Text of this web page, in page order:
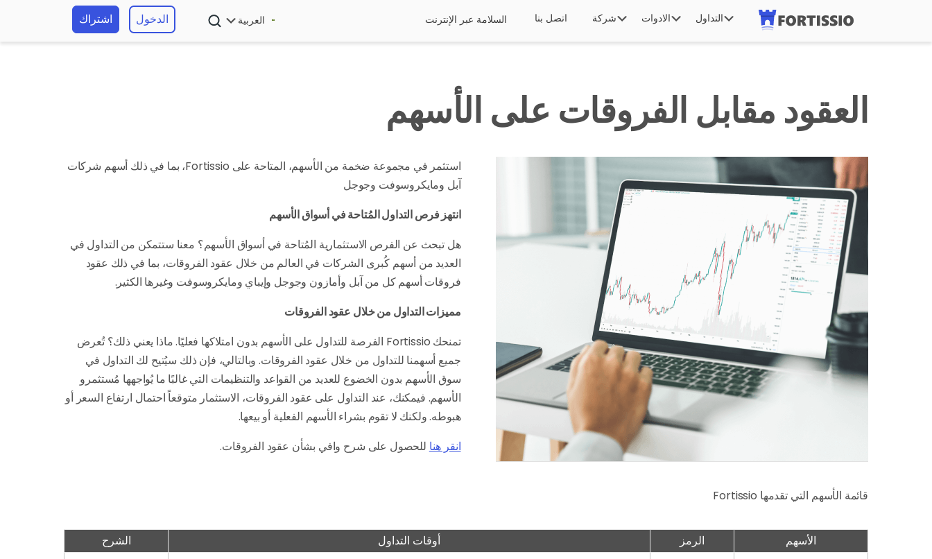
التداول الادوات شركة اتصل بنا السلامة عبر الإنترنت العربية الدخول اشتراك
العقود مقابل الفروقات على الأسهم
استثمر في مجموعة ضخمة من الأسهم، المتاحة على Fortissio، بما في ذلك أسهم شركات
آبل ومايكروسوفت وجوجل
انتهز فرص التداول المُتاحة في أسواق الأسهم
هل تبحث عن الفرص الاستثمارية المُتاحة في أسواق الأسهم؟ معنا ستتمكن من التداول في
العديد من أسهم كُبرى الشركات في العالم من خلال عقود الفروقات، بما في ذلك عقود
فروقات أسهم كل من آبل وأمازون وجوجل وإيباي ومايكروسوفت وغيرها الكثير.
مميزات التداول من خلال عقود الفروقات
تمنحك Fortissio الفرصة للتداول على الأسهم بدون امتلاكها فعليًا. ماذا يعني ذلك؟ تُعرض
جميع أسهمنا للتداول من خلال عقود الفروقات. وبالتالي، فإن ذلك سيُتيح لك التداول في
سوق الأسهم بدون الخضوع للعديد من القواعد والتنظيمات التي غالبًا ما يُواجهها مُستثمرو
الأسهم. فيمكنك، عند التداول على عقود الفروقات، الاستثمار متوقعاً احتمال ارتفاع السعر أو
هبوطه. ولكنك لا تقوم بشراء الأسهم الفعلية أو بيعها.
انقر هنا للحصول على شرح وافي بشأن عقود الفروقات.
قائمة الأسهم التي تقدمها Fortissio
الأسهم الرمز أوقات التداول
الشرح